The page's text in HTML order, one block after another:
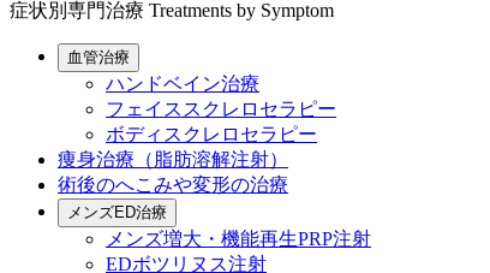
症状別専門治療 Treatments by Symptom
血管治療
ハンドベイン治療
フェイススクレロセラピー
ボディスクレロセラピー
痩身治療（脂肪溶解注射）
術後のへこみや変形の治療
メンズED治療
メンズ増大・機能再生PRP注射
EDボツリヌス注射